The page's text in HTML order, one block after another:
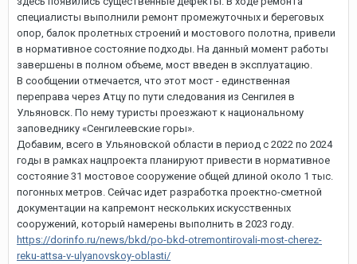
специалисты выполнили ремонт промежуточных и береговых
опор, балок пролетных строений и мостового полотна, привели
в нормативное состояние подходы. На данный момент работы
завершены в полном объеме, мост введен в эксплуатацию.
В сообщении отмечается, что этот мост - единственная
переправа через Атцу по пути следования из Сенгилея в
Ульяновск. По нему туристы проезжают к национальному
заповеднику «Сенгилеевские горы».
Добавим, всего в Ульяновской области в период с 2022 по 2024
годы в рамках нацпроекта планируют привести в нормативное
состояние 31 мостовое сооружение общей длиной около 1 тыс.
погонных метров. Сейчас идет разработка проектно-сметной
документации на капремонт нескольких искусственных
сооружений, который намерены выполнить в 2023 году.
https://dorinfo.ru/news/bkd/po-bkd-otremontirovali-most-cherez-
reku-attsa-v-ulyanovskoy-oblasti/